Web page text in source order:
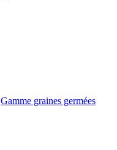
Gamme graines germées